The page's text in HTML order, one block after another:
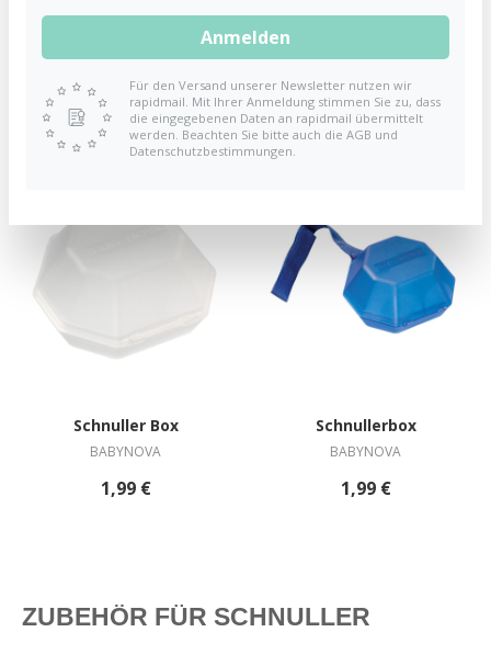
dentistar Schnullertier
16,99 €
Tragbarer UVC
14,99 € 19,99 €(25.01%
gespart)
Schnuller Box
BABYNOVA
1,99 €
Schnullerbox
BABYNOVA
1,99 €
ZUBEHÖR FÜR SCHNULLER
Anmelden
Für den Versand unserer Newsletter nutzen wir
rapidmail. Mit Ihrer Anmeldung stimmen Sie zu, dass
die eingegebenen Daten an rapidmail übermittelt
werden. Beachten Sie bitte auch die AGB und
Datenschutzbestimmungen.